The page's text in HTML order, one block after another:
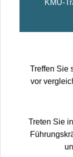
KMU-
Treffen Sie
vor
Treten Sie